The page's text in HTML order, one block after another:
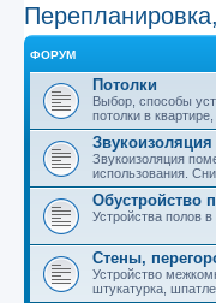
ФОРУМ
Потолки
Выбор, способы
потолки в
Звукоизоляция
Звукоизоляция
использования.
Обустройство
Устройства полов
Стены,
Устройство
штукатурка,